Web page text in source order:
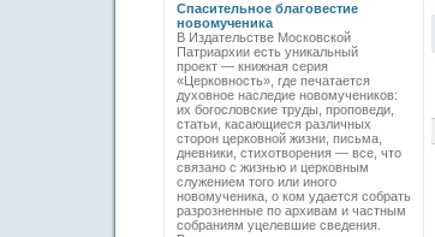
Спасительное благовестие
новомученика
В Издательстве Московской
Патриархии есть уникальный
проект — книжная серия
«Церковность», где печатается
духовное наследие новомучеников:
их богословские труды, проповеди,
статьи, касающиеся различных
сторон церковной жизни, письма,
дневники, стихотворения — все, что
связано с жизнью и церковным
служением того или иного
новомученика, о ком удается собрать
разрозненные по архивам и частным
собраниям уцелевшие сведения.